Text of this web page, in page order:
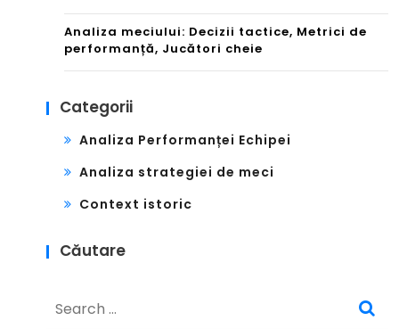
Analiza meciului: Decizii tactice, Metrici de
performanță, Jucători cheie
Categorii
Analiza Performanței Echipei
Analiza strategiei de meci
Context istoric
Căutare
Search
for: